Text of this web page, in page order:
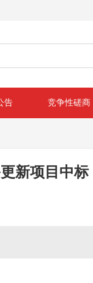
告 竞争性磋商
新项目中